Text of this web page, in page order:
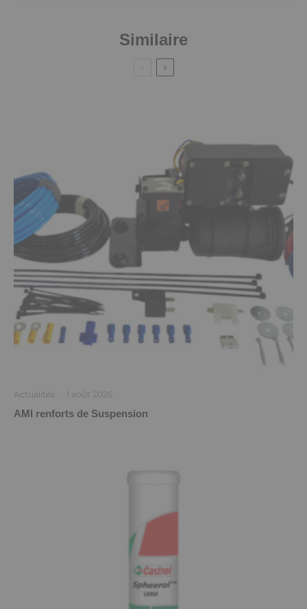
Similaire
Actualités · 1 août 2026
AMI renforts de Suspension